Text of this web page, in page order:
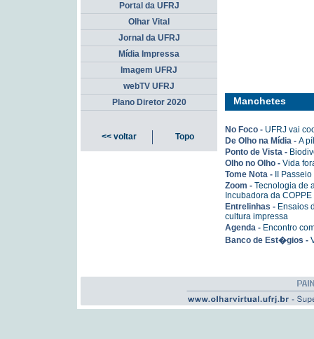
Manchetes
No Foco - UFRJ vai
De Olho na Mídia - A
Ponto de Vista -
Olho no Olho - Vida
Tome Nota -
II
Zoom - Tecnologia de
Incubadora da COPPE
Entrelinhas - Ensaios
cultura impressa
Agenda - Encontro
Banco de Est�gios -
Portal da UFRJ
Olhar Vital
Jornal da UFRJ
Mídia Impressa
Imagem UFRJ
webTV UFRJ
Plano Diretor 2020
<< voltar Topo